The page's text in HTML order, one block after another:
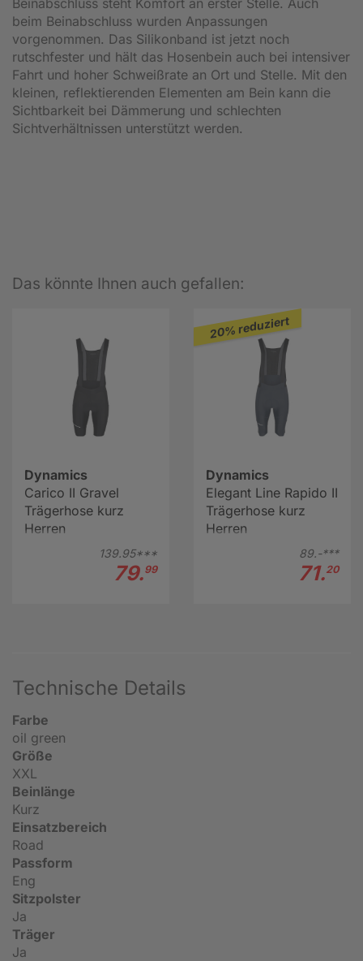
beim Beinabschluss wurden Anpassungen
vorgenommen. Das Silikonband ist jetzt noch
rutschfester und hält das Hosenbein auch bei intensiver
Fahrt und hoher Schweißrate an Ort und Stelle. Mit den
kleinen, reflektierenden Elementen am Bein kann die
Sichtbarkeit bei Dämmerung und schlechten
Sichtverhältnissen unterstützt werden.
Das könnte Ihnen auch gefallen:
Dynamics
Carico II Gravel
Trägerhose kurz
Herren
139.95***
79.99
20% reduziert
Dynamics
Elegant Line Rapido II
Trägerhose kurz
Herren
89.-***
71.20
Technische Details
Farbe
oil green
Größe
XXL
Beinlänge
Kurz
Einsatzbereich
Road
Passform
Eng
Sitzpolster
Ja
Träger
Ja